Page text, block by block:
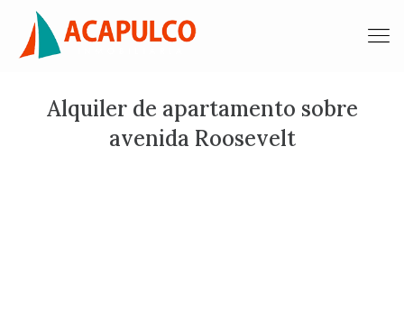
Alquiler de apartamento sobre
avenida Roosevelt